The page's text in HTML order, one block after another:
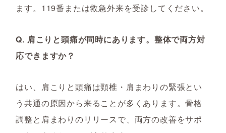
ます。119番または救急外来を受診してください。
Q. 肩こりと頭痛が同時にあります。整体で両方対
応できますか？
はい、肩こりと頭痛は頸椎・肩まわりの緊張とい
う共通の原因から来ることが多くあります。骨格
調整と肩まわりのリリースで、両方の改善をサポ